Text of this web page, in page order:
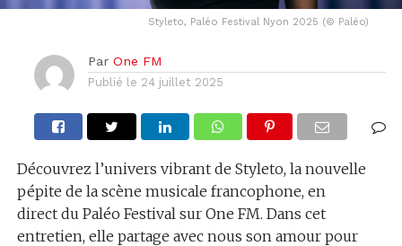
Styleto, Paléo Festival Nyon 2025 (© Paléo)
Par One FM
Publié le 24 juillet 2025
Découvrez l’univers vibrant de Styleto, la nouvelle
pépite de la scène musicale francophone, en
direct du Paléo Festival sur One FM. Dans cet
entretien, elle partage avec nous son amour pour